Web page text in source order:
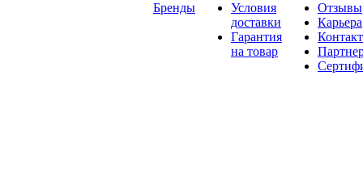
Бренды
Условия
доставки
Гарантия
на товар
Отзывы
Карьера